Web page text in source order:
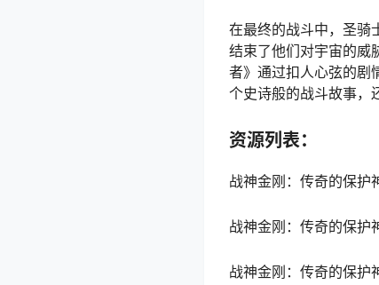
在最终的战斗中，圣骑
结束了他们对宇宙的威
者》通过扣人心弦的剧
个史诗般的战斗故事，
资源列表：
战神金刚：传奇的保
战神金刚：传奇的保
战神金刚：传奇的保